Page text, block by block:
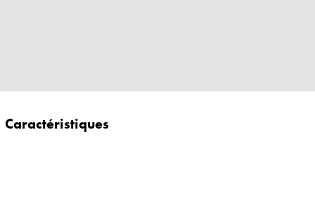
Caractéristiques